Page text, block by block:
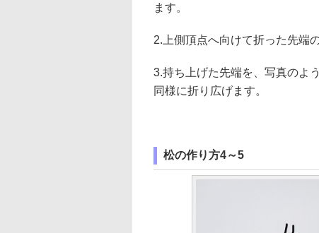
ます。
2.上側頂点へ向けて折った先端
3.持ち上げた先端を、写真のよ
同様に折り広げます。
松の作り方4～5